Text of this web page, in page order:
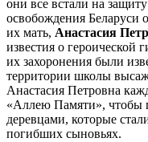
они все встали на
освобождения Беларуси
их мать, Анастасия
известия о героической
их захоронения были
территории школы
Анастасия Петровна
«Аллею Памяти», чтобы
деревцами, которые
погибших сыновьях.